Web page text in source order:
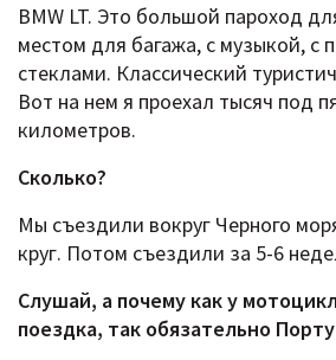
BMW LT. Это большой пароход
местом для багажа, с музыкой, с
стеклами. Классический
Вот на нем я проехал тысяч под
километров.
Сколько?
Мы съездили вокруг Черного
круг. Потом съездили за 5-6
Слушай, а почему как у
поездка, так обязательно